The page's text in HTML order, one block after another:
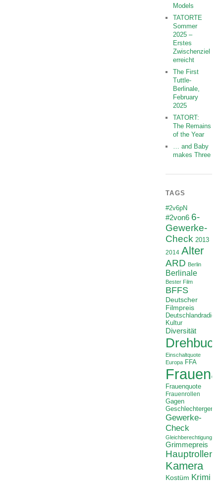
Models
TATORTE
Sommer
2025 –
Erstes
Zwischenziel
erreicht
The First
Tuttle-
Berlinale,
February
2025
TATORT:
The Remains
of the Year
… and Baby
makes Three
TAGS
#2v6pN
#2von6 6-
Gewerke-
Check 2013
2014 Alter
ARD Berlin
Berlinale
Bester Film
BFFS
Deutscher
Filmpreis
Deutschlandradio
Kultur
Diversität
Drehbuch
Einschaltquote
Europa FFA
Frauenquote
Frauenrollen
Gagen
Gewerke-
Check
Gleichberechtigung
Grimmepreis
Hauptrollen
Kamera
Kostüm Krimi